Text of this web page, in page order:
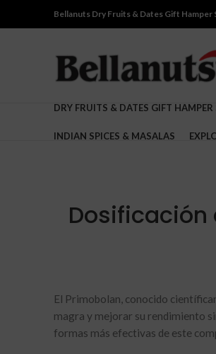
Bellanuts Dry Fruits & Dates Gift Hamper
DRY FRUITS & DATES GIFT HAMPER
INDIAN SPICES & MASALAS
Dosificación
El Primobolan, conocido
magra y mejorar su rendimiento
formas más efectivas de este